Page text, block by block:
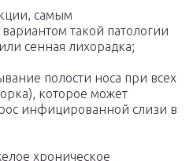
самым
такой патологии
сенная лихорадка;
полости носа при всех
которое может
инфицированной слизи в
хроническое